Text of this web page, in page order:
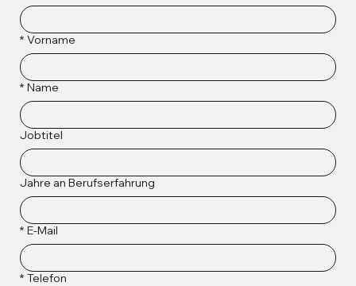
* Vorname
* Name
Jobtitel
Jahre an Berufserfahrung
* E-Mail
* Telefon